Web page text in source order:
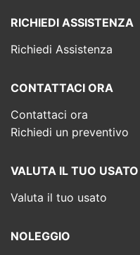
RICHIEDI ASSISTENZA
Richiedi Assistenza
CONTATTACI ORA
Contattaci ora
Richiedi un preventivo
VALUTA IL TUO USATO
Valuta il tuo usato
NOLEGGIO